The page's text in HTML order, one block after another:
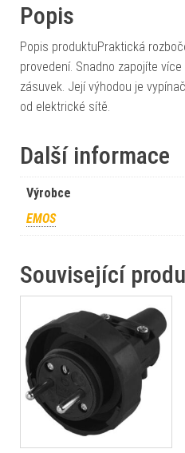
Popis
Popis produktuPraktická
provedení. Snadno zapojíte
zásuvek. Její výhodou je
od elektrické sítě.
Další informace
Výrobce
EMOS
Související